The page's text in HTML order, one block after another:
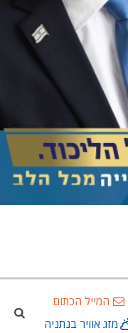
המייל הכתום
מזג אוויר בנתניה